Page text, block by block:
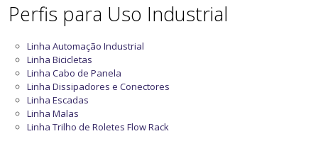
Perfis para Uso Industrial
Linha Automação Industrial
Linha Bicicletas
Linha Cabo de Panela
Linha Dissipadores e Conectores
Linha Escadas
Linha Malas
Linha Trilho de Roletes Flow Rack